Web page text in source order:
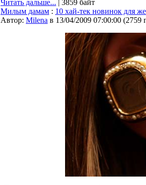
Читать дальше... | 3859 байт
Милым дамам : 10 хай-тек новинок для
Автор: Milena в 13/04/2009 07:00:00 (2759